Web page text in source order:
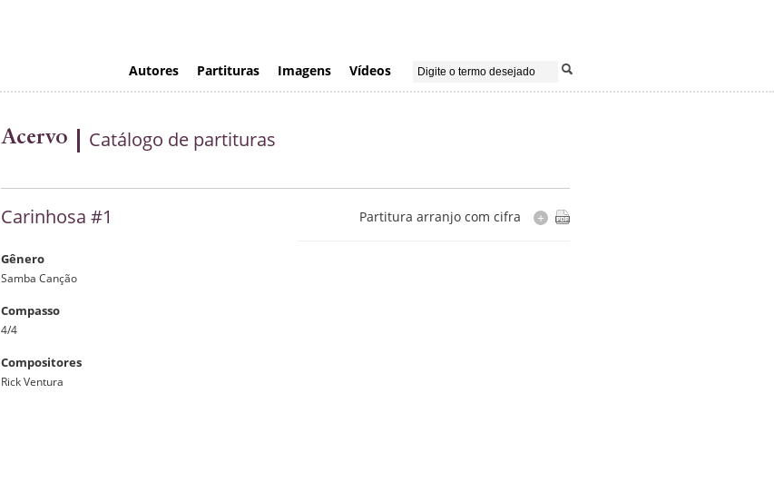
Autores Partituras Imagens Vídeos
Acervo Catálogo de partituras
Carinhosa #1
Gênero
Samba Canção
Compasso
4/4
Compositores
Rick Ventura
Partitura arranjo com cifra +